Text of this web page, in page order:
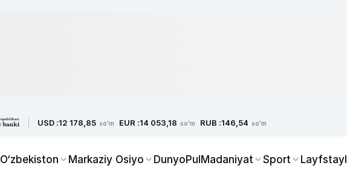
USD :12 178,85 so'm EUR :14 053,18 so'm RUB :146,54 so'm
O‘zbekiston Markaziy Osiyo DunyoPulMadaniyat Sport Layfstayl